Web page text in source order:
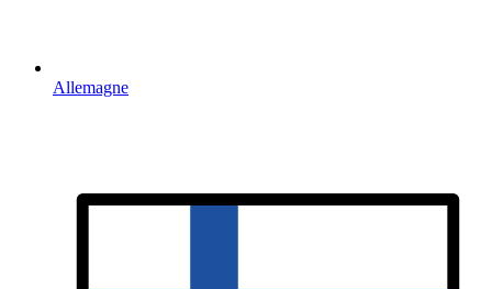
Allemagne